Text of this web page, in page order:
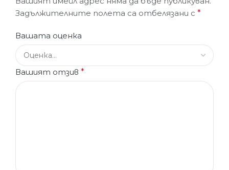
Задължителните полета са отбелязани с *
Вашата оценка
Вашият отзив *